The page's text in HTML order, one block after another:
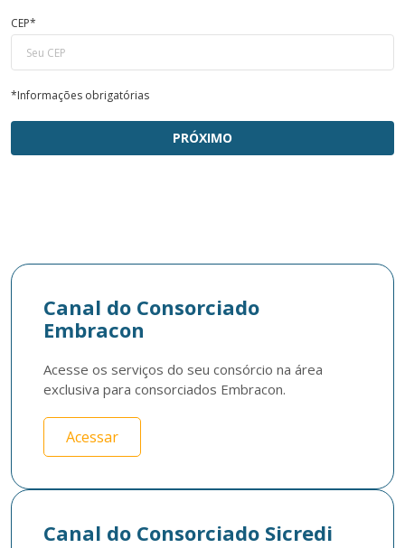
CEP*
*Informações obrigatórias
PRÓXIMO
Canal do Consorciado
Embracon
Acesse os serviços do seu consórcio na área
exclusiva para consorciados Embracon.
Acessar
Canal do Consorciado Sicredi